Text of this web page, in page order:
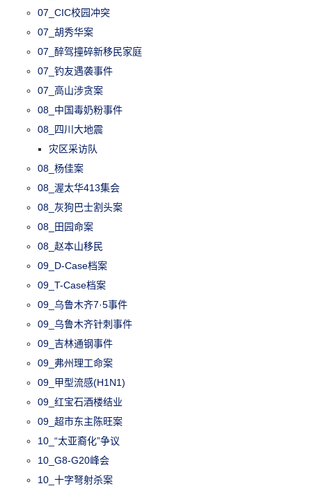
07_CIC校园冲突
07_胡秀华案
07_醉驾撞碎新移民家庭
07_钓友遇袭事件
07_高山涉贪案
08_中国毒奶粉事件
08_四川大地震
灾区采访队
08_杨佳案
08_渥太华413集会
08_灰狗巴士割头案
08_田园命案
08_赵本山移民
09_D-Case档案
09_T-Case档案
09_乌鲁木齐7·5事件
09_乌鲁木齐针刺事件
09_吉林通钢事件
09_弗州理工命案
09_甲型流感(H1N1)
09_红宝石酒楼结业
09_超市东主陈旺案
10_“太亚裔化”争议
10_G8-G20峰会
10_十字弩射杀案